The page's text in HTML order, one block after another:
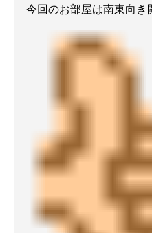
今回のお部屋は南東向